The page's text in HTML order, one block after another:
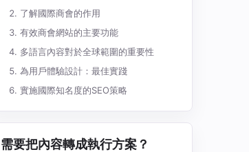
了解國際商會的作用
有效商會網站的主要功能
多語言內容對於全球範圍的重要性
為用戶體驗設計：最佳實踐
實施國際知名度的SEO策略
需要把內容轉成執行方案？